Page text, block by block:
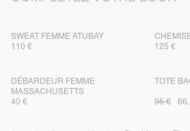
SWEAT FEMME ATUBAY
110 €
125 €
DÉBARDEUR FEMME
MASSACHUSETTS
40 €
TOTE
95 €